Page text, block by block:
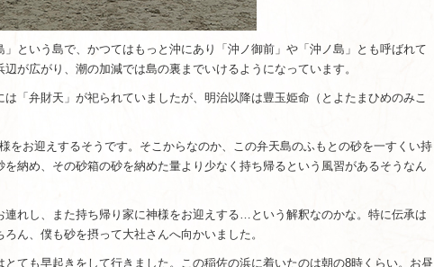
という島で、かつてはもっと沖にあり「沖ノ御前」や「沖ノ島」とも呼ばれて
が広がり、潮の加減では島の裏までいけるようになっています。
「弁財天」が祀られていましたが、明治以降は豊玉姫命（とよたまひめのみこ
をお迎えするそうです。そこからなのか、この弁天島のふもとの砂を一すくい持
納め、その砂箱の砂を納めた量より少なく持ち帰るという風習があるそうなん
れし、また持ち帰り家に神様をお迎えする…という解釈なのかな。特に伝承は
ん、僕も砂を摂って大社さんへ向かいました。
ても早起きをして行きました。この稲佐の浜に着いたのは朝の8時くらい。お昼